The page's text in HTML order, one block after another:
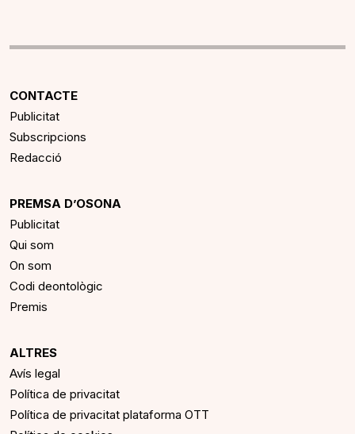
CONTACTE
Publicitat
Subscripcions
Redacció
PREMSA D’OSONA
Publicitat
Qui som
On som
Codi deontològic
Premis
ALTRES
Avís legal
Política de privacitat
Política de privacitat plataforma OTT